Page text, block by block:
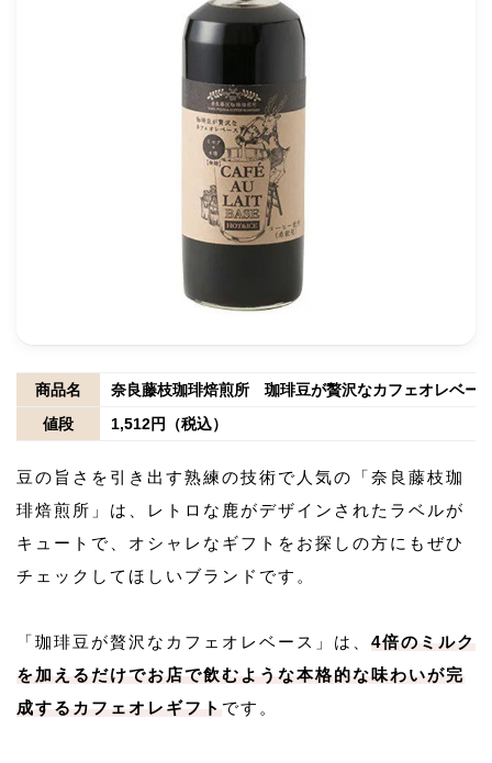
商品名
奈良藤枝珈琲焙煎所 珈琲豆が贅沢なカフェオレベー
値段
1,512円（税込）
豆の旨さを引き出す熟練の技術で人気の「奈良藤枝珈
琲焙煎所」は、レトロな鹿がデザインされたラベルが
キュートで、オシャレなギフトをお探しの方にもぜひ
チェックしてほしいブランドです。
「珈琲豆が贅沢なカフェオレベース」は、 4倍のミルク
を加えるだけでお店で飲むような本格的な味わいが完
成するカフェオレギフト です。